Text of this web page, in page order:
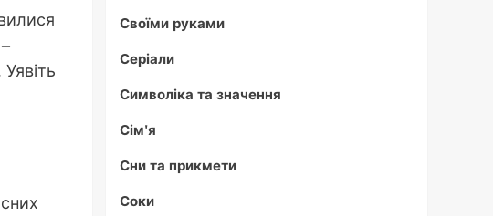
Своїми руками
Серіали
Символіка та значення
Сім'я
Сни та прикмети
Соки